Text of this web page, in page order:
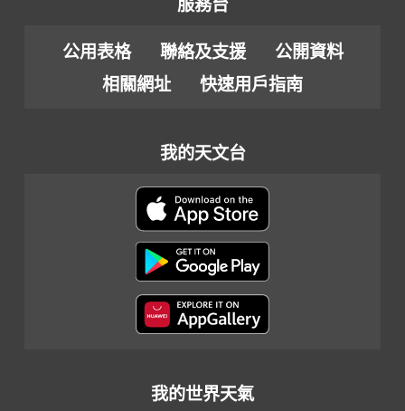
服務台
公用表格 聯絡及支援
公開資料
相關網址
快速用戶指南
我的天文台
我的世界天氣